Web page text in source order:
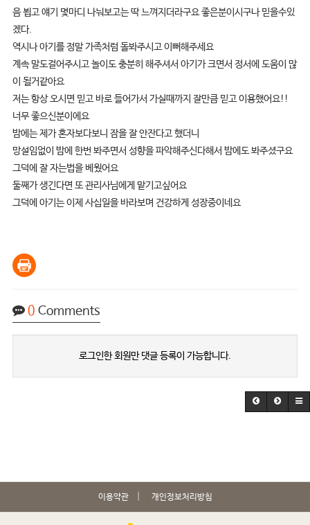
음 뵙고 얘기 몇마디 나눠보고는 딱 느껴지더라구요 좋은분이시구나 믿을수있
겠다.
역시나 아기를 정말 가족처럼 돌봐주시고 이뻐해주세요
계속 말도걸어주시고 놀이도 충분히 해주셔서 아기가 크면서 정서에 도움이 많
이 될거같아요
저는 항상 오시면 믿고 바로 들어가서 가실때까지 잘만큼 믿고 이용했어요!!
너무 좋으신분이에요
밤에는 제가 혼자보다보니 잠을 잘 안잔다고 했더니
망설임없이 밤에 한번 봐주면서 성향을 파악해주신다해서 밤에도 봐주셨구요
그덕에 잘 자는법을 베웠어요
둘째가 생긴다면 또 관리사님에게 맡기고싶어요
그덕에 아기는 이제 사십일을 바라보며 건강하게 성장중이네요
0 Comments
로그인한 회원만 댓글 등록이 가능합니다.
이용약관 개인정보처리방침